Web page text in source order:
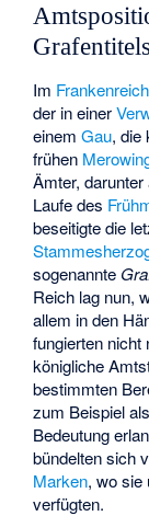
Grafentitels
Im Frankenreich
der in einer
einemGau, die
frühen
Ämter,
Laufe des
beseitigte die
sogenannte
Reich lag nun,
allem in den
fungierten nicht
königliche
bestimmten
zum Beispiel als
Bedeutung
bündelten sich
Marken, wo sie
verfügten.